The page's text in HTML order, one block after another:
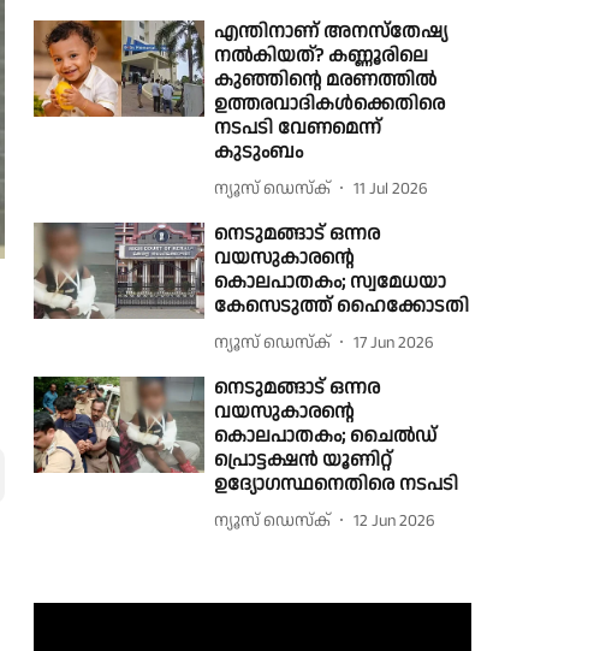
എന്തിനാണ് അനസ്തേഷ്യ
നൽകിയത്? കണ്ണൂരിലെ
കുഞ്ഞിൻ്റെ മരണത്തിൽ
ഉത്തരവാദികൾക്കെതിരെ
നടപടി വേണമെന്ന്
കുടുംബം
ന്യൂസ് ഡെസ്ക് 11 Jul 2026
നെടുമങ്ങാട് ഒന്നര
വയസുകാരന്റെ
കൊലപാതകം; സ്വമേധയാ
കേസെടുത്ത് ഹൈക്കോടതി
ന്യൂസ് ഡെസ്ക് 17 Jun 2026
നെടുമങ്ങാട് ഒന്നര
വയസുകാരൻ്റെ
കൊലപാതകം; ചൈൽഡ്
പ്രൊട്ടക്ഷൻ യൂണിറ്റ്
ഉദ്യോഗസ്ഥനെതിരെ നടപടി
ന്യൂസ് ഡെസ്ക് 12 Jun 2026